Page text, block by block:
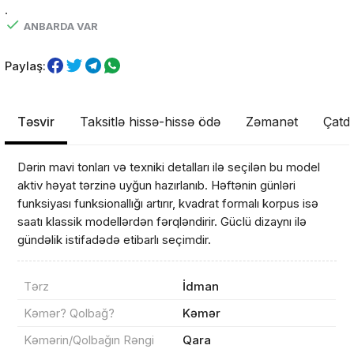
.
ANBARDA VAR
Paylaş:
Təsvir Taksitlə hissə-hissə ödə Zəmanət
Dərin mavi tonları və texniki detalları ilə seçilən bu model
aktiv həyat tərzinə uyğun hazırlanıb. Həftənin günləri
funksiyası funksionallığı artırır, kvadrat formalı korpus isə
saatı klassik modellərdən fərqləndirir. Güclü dizaynı ilə
gündəlik istifadədə etibarlı seçimdir.
Tərz
İdman
Kəmər? Qolbağ?
Kəmər
Kəmərin/Qolbağın Rəngi
Qara